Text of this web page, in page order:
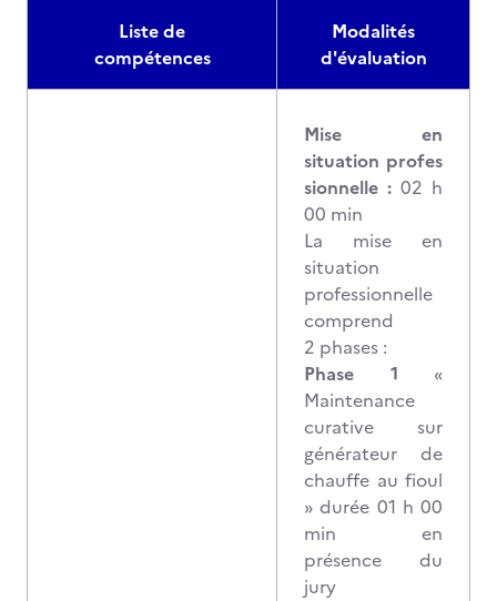
Liste de
compétences
Modalités
d'évaluation
Mise en
situation profes
sionnelle : 02 h
00 min
La mise en
situation
professionnelle
comprend
2 phases :
Phase 1 «
Maintenance
curative sur
générateur de
chauffe au fioul
» durée 01 h 00
min en
présence du
jury